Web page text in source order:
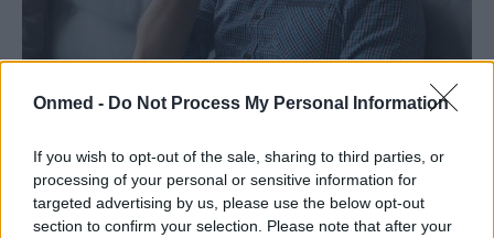
Onmed - Do Not Process My Personal Information
If you wish to opt-out of the sale, sharing to third parties, or
processing of your personal or sensitive information for
targeted advertising by us, please use the below opt-out
section to confirm your selection. Please note that after your
Τι συμβαίνει στο σώμα όταν κοιμάστε
Η ποιότητα του ύπνου παίζει σημαντικό ρόλο στο πώς
αισθάνεστε όταν ξυπνάτε.